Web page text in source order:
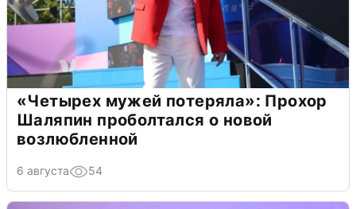
«Четырех мужей потеряла»: Прохор
Шаляпин проболтался о новой
возлюбленной
6 августа 54